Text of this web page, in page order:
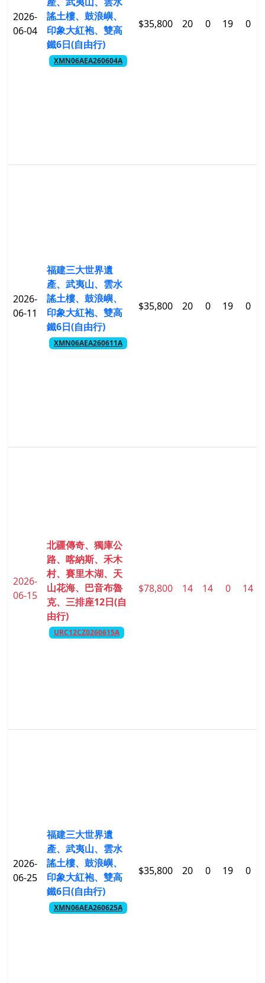
2026-
06-04
謠土樓、鼓浪嶼、
印象大紅袍、雙高
鐵6日(自由行)
XMN06AEA260604A
$35,800 20 0 19 0
2026-
06-11
福建三大世界遺
產、武夷山、雲水
謠土樓、鼓浪嶼、
印象大紅袍、雙高
鐵6日(自由行)
XMN06AEA260611A
$35,800 20 0 19 0
2026-
06-15
北疆傳奇、獨庫公
路、喀納斯、禾木
村、賽里木湖、天
山花海、巴音布魯
克、三排座12日(自
由行)
URC12CZ0260615A
$78,800 14 14 0 14
2026-
06-25
福建三大世界遺
產、武夷山、雲水
謠土樓、鼓浪嶼、
印象大紅袍、雙高
鐵6日(自由行)
XMN06AEA260625A
$35,800 20 0 19 0